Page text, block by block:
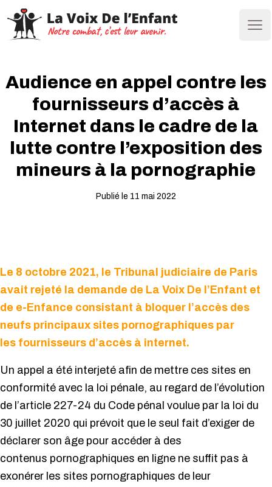
Audience en appel contre les
fournisseurs d’accès à
Internet dans le cadre de la
lutte contre l’exposition des
mineurs à la pornographie
Publié le 11 mai 2022
Le 8 octobre 2021, le Tribunal judiciaire de Paris
avait rejeté la demande de La Voix De l’Enfant et
de e-Enfance consistant à bloquer l’accès des
neufs principaux sites pornographiques par
les fournisseurs d’accès à internet.
Un appel a été interjeté afin de mettre ces sites en
conformité avec la loi pénale, au regard de l’évolution
de l’article 227-24 du Code pénal voulue par la loi du
30 juillet 2020 qui prévoit que le seul fait d’exiger de
déclarer son âge pour accéder à des
contenus pornographiques en ligne ne suffit pas à
exonérer les sites pornographiques de leur